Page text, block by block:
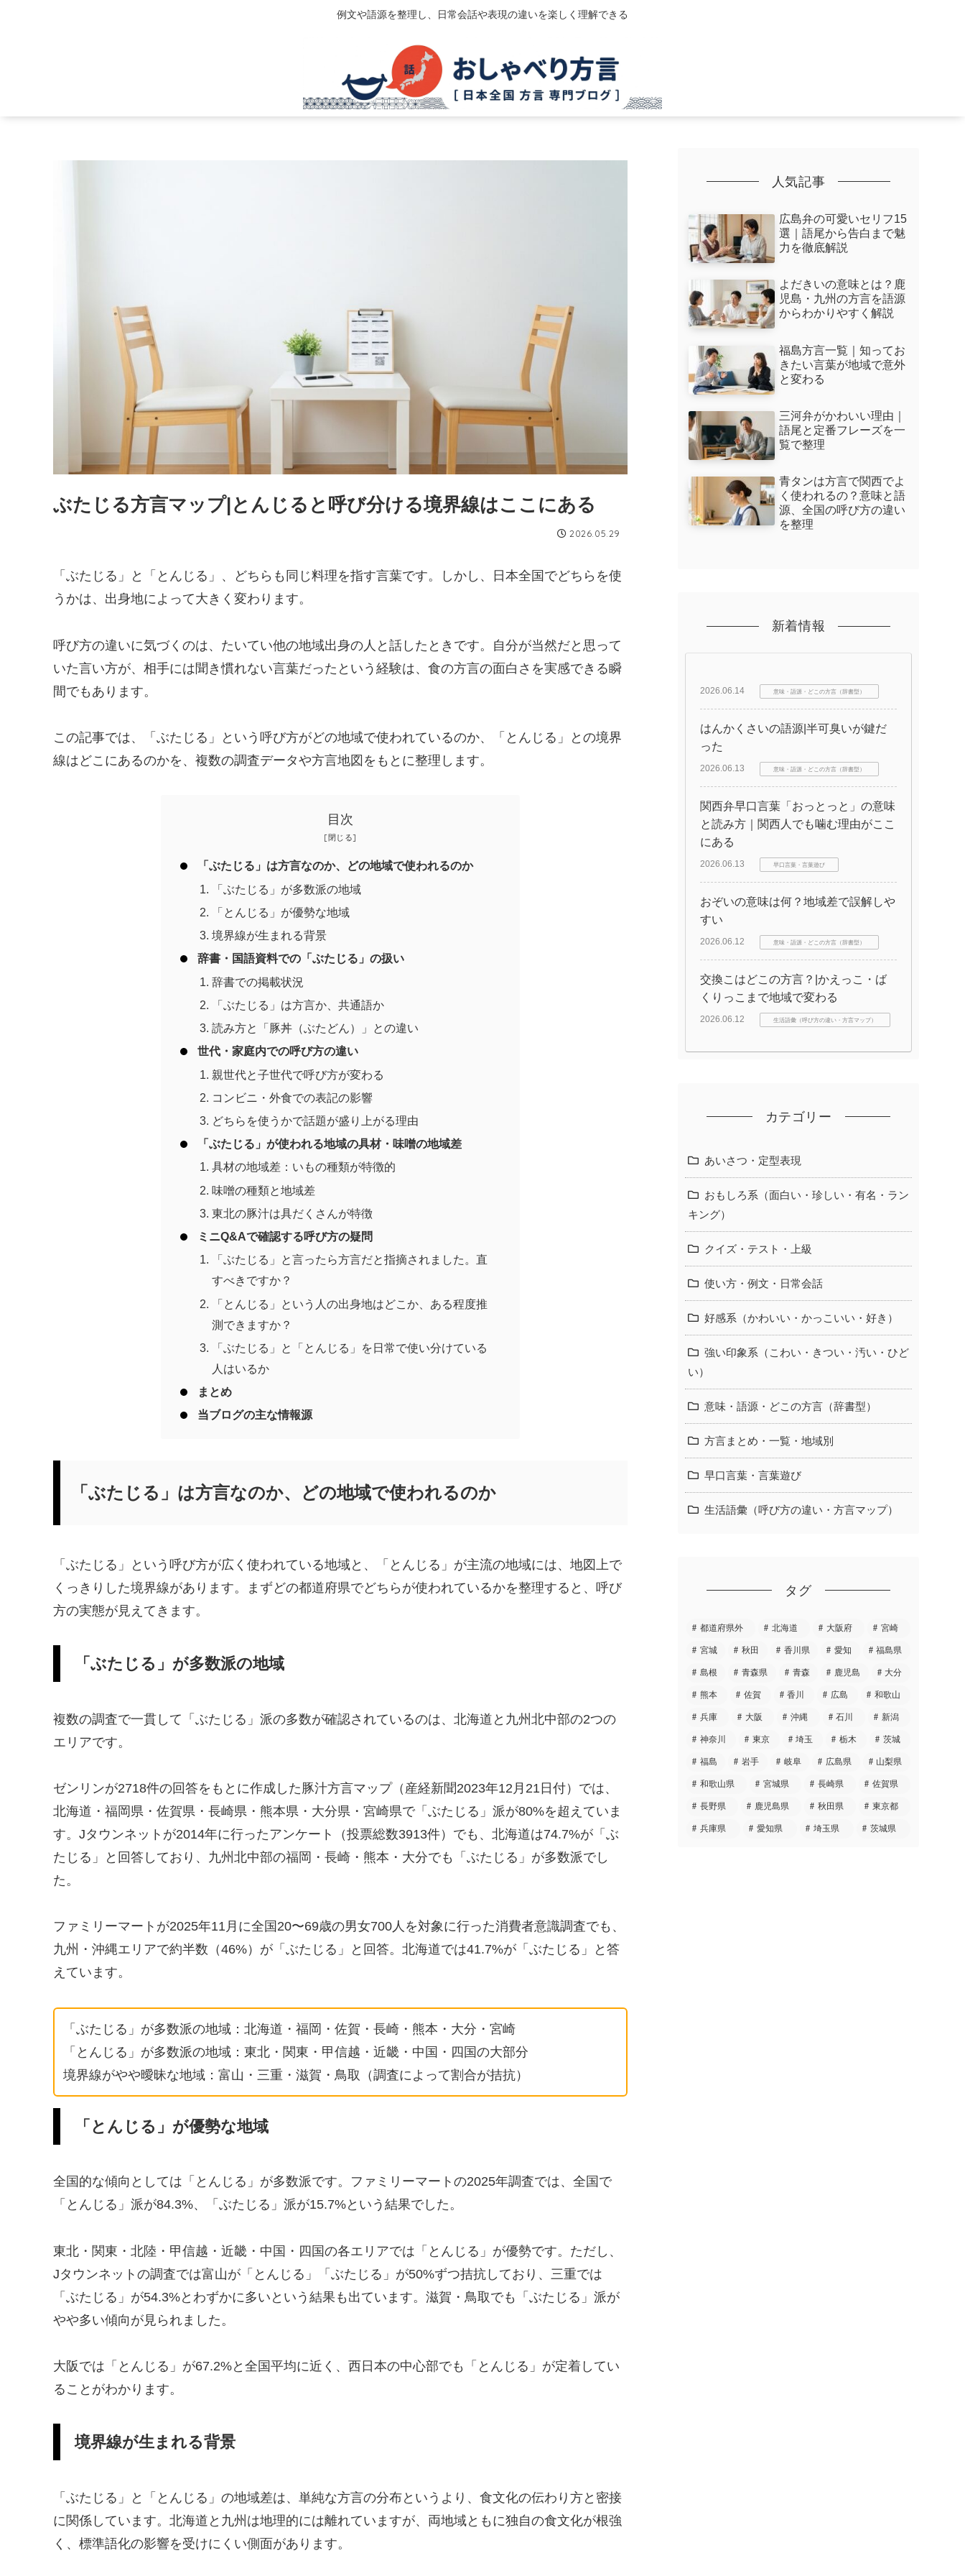
例文や語源を整理し、日常会話や表現の違いを楽しく理解できる
ぶたじる方言マップ|とんじると呼び分ける境界線はここにある
2026.05.29
「ぶたじる」と「とんじる」、どちらも同じ料理を指す言葉です。しかし、日本全国でどちらを使
うかは、出身地によって大きく変わります。
呼び方の違いに気づくのは、たいてい他の地域出身の人と話したときです。自分が当然だと思って
いた言い方が、相手には聞き慣れない言葉だったという経験は、食の方言の面白さを実感できる瞬
間でもあります。
この記事では、「ぶたじる」という呼び方がどの地域で使われているのか、「とんじる」との境界
線はどこにあるのかを、複数の調査データや方言地図をもとに整理します。
目次
「ぶたじる」は方言なのか、どの地域で使われるのか
「ぶたじる」が多数派の地域
「とんじる」が優勢な地域
境界線が生まれる背景
辞書・国語資料での「ぶたじる」の扱い
辞書での掲載状況
「ぶたじる」は方言か、共通語か
読み方と「豚丼（ぶたどん）」との違い
世代・家庭内での呼び方の違い
親世代と子世代で呼び方が変わる
コンビニ・外食での表記の影響
どちらを使うかで話題が盛り上がる理由
「ぶたじる」が使われる地域の具材・味噌の地域差
具材の地域差：いもの種類が特徴的
味噌の種類と地域差
東北の豚汁は具だくさんが特徴
ミニQ&Aで確認する呼び方の疑問
「ぶたじる」と言ったら方言だと指摘されました。直
すべきですか？
「とんじる」という人の出身地はどこか、ある程度推
測できますか？
「ぶたじる」と「とんじる」を日常で使い分けている
人はいるか
まとめ
当ブログの主な情報源
「ぶたじる」は方言なのか、どの地域で使われるのか
「ぶたじる」という呼び方が広く使われている地域と、「とんじる」が主流の地域には、地図上で
くっきりした境界線があります。まずどの都道府県でどちらが使われているかを整理すると、呼び
方の実態が見えてきます。
「ぶたじる」が多数派の地域
複数の調査で一貫して「ぶたじる」派の多数が確認されているのは、北海道と九州北中部の2つの
エリアです。
ゼンリンが2718件の回答をもとに作成した豚汁方言マップ（産経新聞2023年12月21日付）では、
北海道・福岡県・佐賀県・長崎県・熊本県・大分県・宮崎県で「ぶたじる」派が80%を超えていま
す。Jタウンネットが2014年に行ったアンケート（投票総数3913件）でも、北海道は74.7%が「ぶ
たじる」と回答しており、九州北中部の福岡・長崎・熊本・大分でも「ぶたじる」が多数派でし
た。
ファミリーマートが2025年11月に全国20〜69歳の男女700人を対象に行った消費者意識調査でも、
九州・沖縄エリアで約半数（46%）が「ぶたじる」と回答。北海道では41.7%が「ぶたじる」と答
えています。
「ぶたじる」が多数派の地域：北海道・福岡・佐賀・長崎・熊本・大分・宮崎
「とんじる」が多数派の地域：東北・関東・甲信越・近畿・中国・四国の大部分
境界線がやや曖昧な地域：富山・三重・滋賀・鳥取（調査によって割合が拮抗）
「とんじる」が優勢な地域
全国的な傾向としては「とんじる」が多数派です。ファミリーマートの2025年調査では、全国で
「とんじる」派が84.3%、「ぶたじる」派が15.7%という結果でした。
東北・関東・北陸・甲信越・近畿・中国・四国の各エリアでは「とんじる」が優勢です。ただし、
Jタウンネットの調査では富山が「とんじる」「ぶたじる」が50%ずつ拮抗しており、三重では
「ぶたじる」が54.3%とわずかに多いという結果も出ています。滋賀・鳥取でも「ぶたじる」派が
やや多い傾向が見られました。
大阪では「とんじる」が67.2%と全国平均に近く、西日本の中心部でも「とんじる」が定着してい
ることがわかります。
境界線が生まれる背景
「ぶたじる」と「とんじる」の地域差は、単純な方言の分布というより、食文化の伝わり方と密接
に関係しています。北海道と九州は地理的には離れていますが、両地域ともに独自の食文化が根強
く、標準語化の影響を受けにくい側面があります。
人気記事
広島弁の可愛いセリフ15
選｜語尾から告白まで魅
力を徹底解説
よだきいの意味とは？鹿
児島・九州の方言を語源
からわかりやすく解説
福島方言一覧｜知ってお
きたい言葉が地域で意外
と変わる
三河弁がかわいい理由｜
語尾と定番フレーズを一
覧で整理
青タンは方言で関西でよ
く使われるの？意味と語
源、全国の呼び方の違い
を整理
新着情報
2026.06.14 意味・語源・どこの方言（辞書型）
はんかくさいの語源|半可臭いが鍵だ
った
2026.06.13 意味・語源・どこの方言（辞書型）
関西弁早口言葉「おっとっと」の意味
と読み方｜関西人でも噛む理由がここ
にある
2026.06.13 早口言葉・言葉遊び
おぞいの意味は何？地域差で誤解しや
すい
2026.06.12 意味・語源・どこの方言（辞書型）
交換こはどこの方言？|かえっこ・ば
くりっこまで地域で変わる
2026.06.12 生活語彙（呼び方の違い・方言マップ）
カテゴリー
あいさつ・定型表現
おもしろ系（面白い・珍しい・有名・ラン
キング）
クイズ・テスト・上級
使い方・例文・日常会話
好感系（かわいい・かっこいい・好き）
強い印象系（こわい・きつい・汚い・ひど
い）
意味・語源・どこの方言（辞書型）
方言まとめ・一覧・地域別
早口言葉・言葉遊び
生活語彙（呼び方の違い・方言マップ）
タグ
都道府県外 北海道 大阪府 宮崎
宮城 秋田 香川県 愛知 福島県
島根 青森県 青森 鹿児島 大分
熊本 佐賀 香川 広島 和歌山
兵庫 大阪 沖縄 石川 新潟
神奈川 東京 埼玉 栃木 茨城
福島 岩手 岐阜 広島県 山梨県
和歌山県 宮城県 長崎県 佐賀県
長野県 鹿児島県 秋田県 東京都
兵庫県 愛知県 埼玉県 茨城県